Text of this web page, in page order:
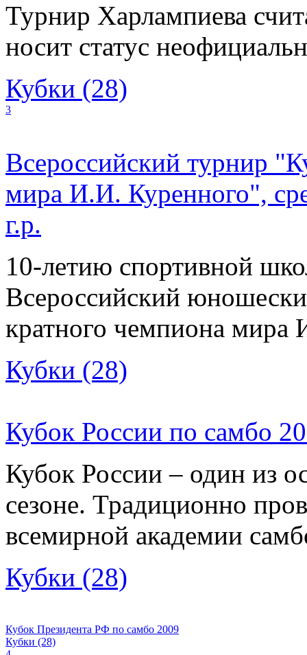
Турнир Харлампиева
носит статус
Кубки (28)
3
Всероссийский турнир
мира И.И. Куренного",
г.р.
10-летию спортивной
Всероссийский
кратного чемпиона мира
Кубки (28)
Кубок России по самбо
Кубок России – один из
сезоне. Традиционно
всемирной академии
Кубки (28)
Кубок Президента РФ по самбо 2009
Кубки (28)